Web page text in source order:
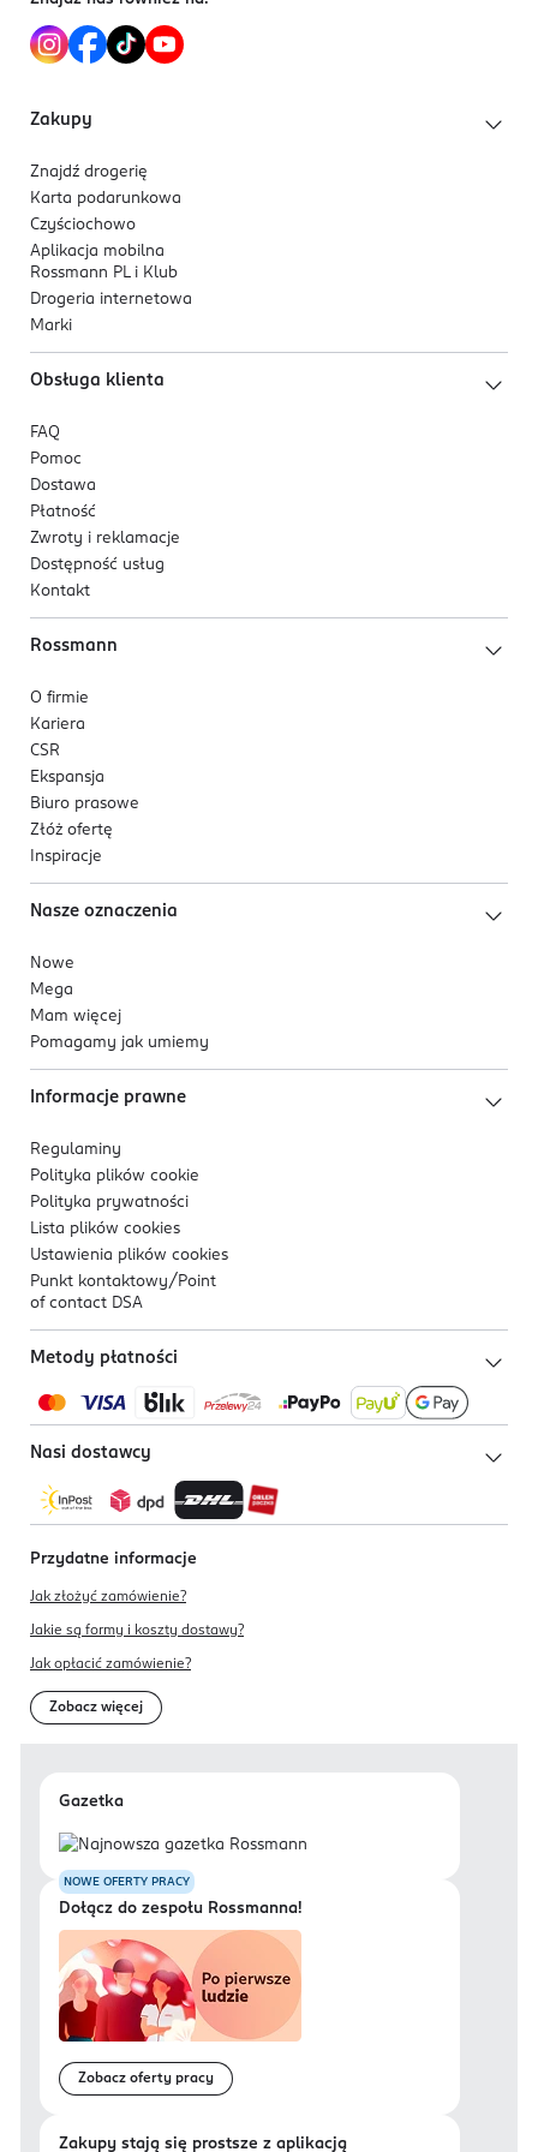
skórę twarzy oraz ciała. Formuła zawiera 97%
Produkt nie zawiera alkoholu ani kompozycji
stosowanie. Został przebadany dermatologicznie.
Zakupy
Znajdź drogerię
Karta podarunkowa
Czyściochowo
Aplikacja mobilna
Rossmann PL i Klub
Drogeria internetowa
Marki
Obsługa klienta
FAQ
Pomoc
Dostawa
Płatność
Zwroty i reklamacje
Dostępność usług
Kontakt
Rossmann
O firmie
Kariera
CSR
Ekspansja
Biuro prasowe
Złóż ofertę
Inspiracje
Nasze oznaczenia
Nowe
Mega
Mam więcej
Pomagamy jak umiemy
Informacje prawne
Regulaminy
Polityka plików cookie
Polityka prywatności
Lista plików cookies
Ustawienia plików cookies
Punkt kontaktowy/ Point
of contact DSA
Metody płatności
Nasi dostawcy
Przydatne informacje
Jak złożyć zamówienie?
Jakie są formy i koszty dostawy?
Jak opłacić zamówienie?
Zobacz więcej
Gazetka
NOWE OFERTY PRACY
Dołącz do zespołu Rossmanna!
Zobacz oferty pracy
Zakupy stają się prostsze z aplikacją